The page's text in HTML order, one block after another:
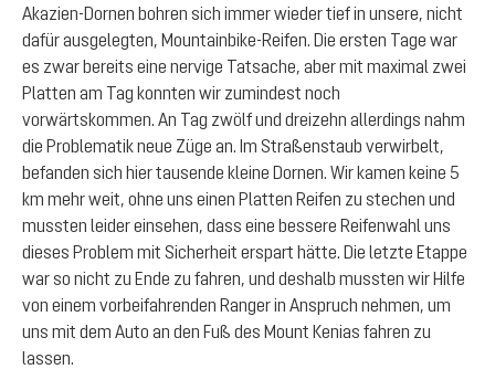
Akazien-Dornen bohren sich immer wieder tief in unsere, nicht
dafür ausgelegten, Mountainbike-Reifen. Die ersten Tage war
es zwar bereits eine nervige Tatsache, aber mit maximal zwei
Platten am Tag konnten wir zumindest noch
vorwärtskommen. An Tag zwölf und dreizehn allerdings nahm
die Problematik neue Züge an. Im Straßenstaub verwirbelt,
befanden sich hier tausende kleine Dornen. Wir kamen keine 5
km mehr weit, ohne uns einen Platten Reifen zu stechen und
mussten leider einsehen, dass eine bessere Reifenwahl uns
dieses Problem mit Sicherheit erspart hätte. Die letzte Etappe
war so nicht zu Ende zu fahren, und deshalb mussten wir Hilfe
von einem vorbeifahrenden Ranger in Anspruch nehmen, um
uns mit dem Auto an den Fuß des Mount Kenias fahren zu
lassen.